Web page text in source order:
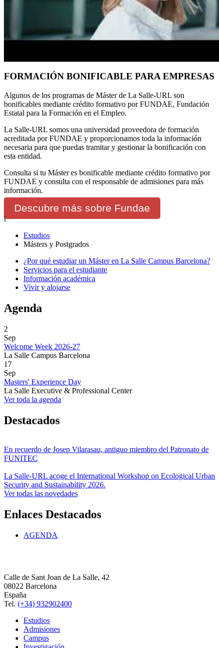
FORMACIÓN BONIFICABLE PARA EMPRESAS
Algunos de los programas de Máster de La Salle-URL son
bonificables mediante crédito formativo por FUNDAE, Fundación
Estatal para la Formación en el Empleo.
La Salle-URL somos una universidad proveedora de formación
acreditada por FUNDAE y proporcionamos toda la información
necesaria para que puedas tramitar y gestionar la bonificación con
esta entidad.
Consulta si tu Máster es bonificable mediante crédito formativo por
FUNDAE y consulta con el responsable de admisiones para más
información.
Descubre más sobre Fundae
i
Estudios
Másters y Postgrados
¿Por qué estudiar un Máster en La Salle Campus Barcelona?
Servicios para el estudiante
Información académica
Vivir y alojarse
Agenda
2
Sep
Welcome Week 2026-27
La Salle Campus Barcelona
17
Sep
Masters' Experience Day
La Salle Executive & Professional Center
Ver toda la agenda
Destacados
En recuerdo de Josep Vilarasau, antiguo miembro del Patronato de
FUNITEC
La Salle-URL acoge el International Workshop on Ecological Urban
Security and Sustainability 2026.
Ver todas las novedades
Enlaces Destacados
AGENDA
Calle de Sant Joan de La Salle, 42
08022 Barcelona
España
Tel. (+34) 932902400
Estudios
Admisiones
Campus